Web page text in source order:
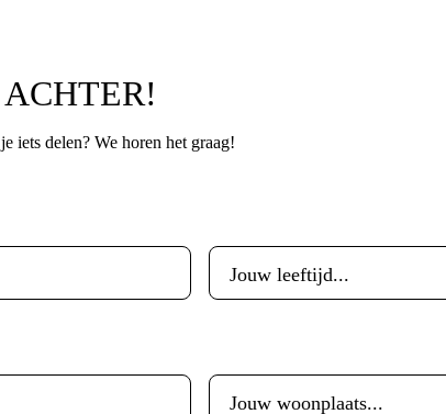
iets delen? We horen het graag!